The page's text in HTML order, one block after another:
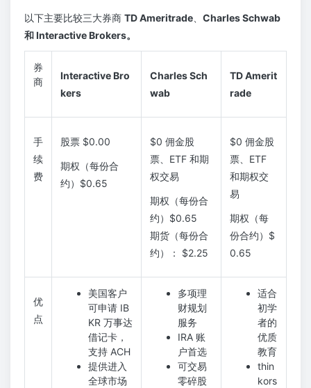
以下主要比较三大券商 TD Ameritrade
Charles Schwab
和 Interactive Brokers。
券
商
Interactive Bro
kers
Charles Sch
wab
TD Amerit
rade
手
续
费
股票 $0.00
期权（每份合
约）$0.65
$0 佣金股
票、ETF 和期
权交易
期权（每份合
约）$0.65
期货（每份合
约）： $2.25
$0 佣金股
票、ETF
和期权交
易
期权（每
份合约）$
0.65
优
点
美国客户
可申请 IB
KR 万事达
借记卡，
支持 ACH
提供进入
全球市场
多项理
财规划
服务
IRA 账
户首选
可交易
零碎股
适合
初学
者的
优质
教育
thin
kors